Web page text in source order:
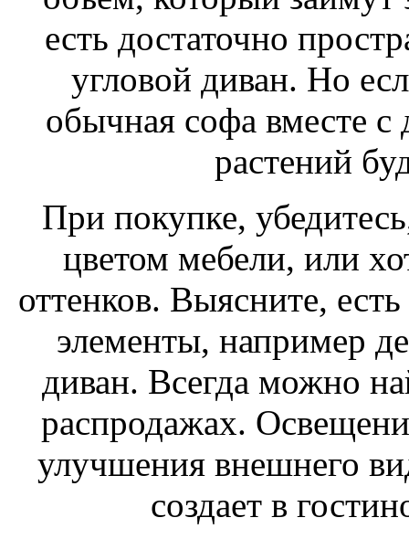
есть достаточно
угловой диван. Но
обычная софа вместе
растений
При покупке,
цветом мебели, или
оттенков. Выясните,
элементы, например
диван. Всегда можно
распродажах.
улучшения внешнего
создает в